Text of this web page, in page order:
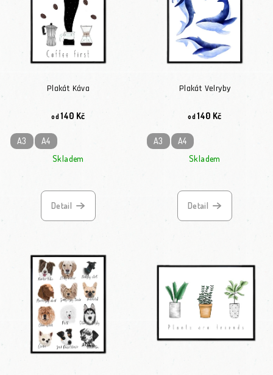
Plakát Káva
od140 Kč
A3
A4
Skladem
Detail
Plakát Velryby
od140 Kč
A3
A4
Skladem
Detail